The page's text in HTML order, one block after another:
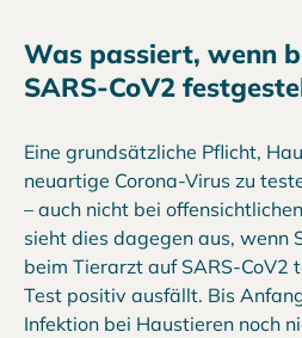
Was passiert, wenn
SARS-CoV2
Eine grundsätzliche Pflicht,
neuartige Corona-Virus zu
– auch nicht bei
sieht dies dagegen aus, wenn
beim Tierarzt auf SARS-CoV2
Test positiv ausfällt. Bis
Infektion bei Haustieren noch